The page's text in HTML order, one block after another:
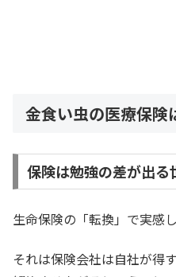
金食い虫の医療保険
保険は勉強の差が出る
生命保険の「転換」で実感
それは保険会社は自社が得